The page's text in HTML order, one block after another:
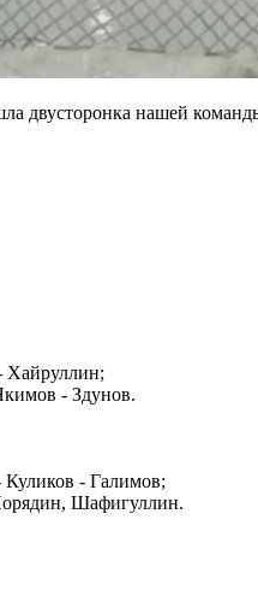
двусторонка нашей
Хайруллин;
- Здунов.
- Галимов;
Шафигуллин.